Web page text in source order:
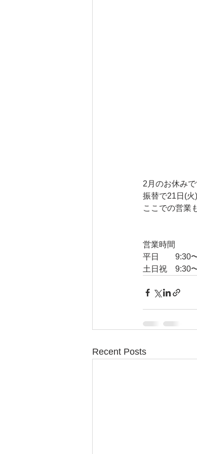
2月のお休み
振替で21日(
ここでの営業
営業時間
平日　　9:30
土日祝　9:30
Recent Posts